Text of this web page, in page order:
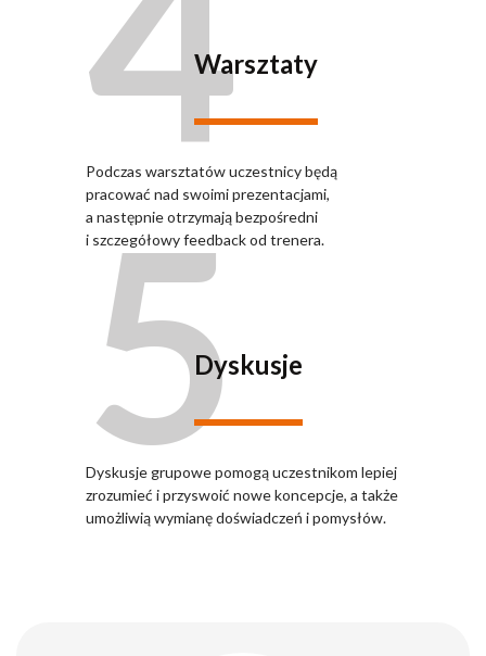
Warsztaty
Podczas warsztatów uczestnicy będą
pracować nad swoimi prezentacjami,
a następnie otrzymają bezpośredni
i szczegółowy feedback od trenera.
5Dyskusje
Dyskusje grupowe pomogą uczestnikom lepiej
zrozumieć i przyswoić nowe koncepcje, a także
umożliwią wymianę doświadczeń i pomysłów.